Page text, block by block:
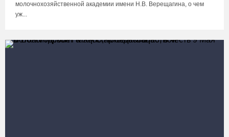
молочнохозяйственной академии имени Н.В. Верещагина, о чем
уж...